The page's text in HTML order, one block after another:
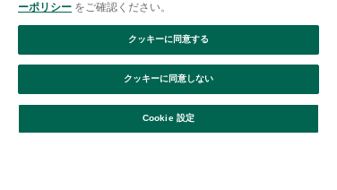
絞り込み 並び替え
フラワージュエリーミニ
フラワージュエリーミニ
ーポリシー をご確認ください。
Cookie 設定
クッキーに同意しない
クッキーに同意する